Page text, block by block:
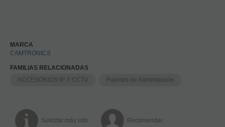
MARCA
CAMTRONICS
FAMILIAS RELACIONADAS
ACCESORIOS IP Y CCTV
Fuentes de Alimentación
Solicitar más info Recomendar